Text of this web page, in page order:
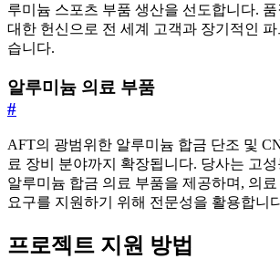
루미늄 스포츠 부품 생산을 선도합니다. 품
대한 헌신으로 전 세계 고객과 장기적인
습니다.
알루미늄 의료 부품
#
AFT의 광범위한 알루미늄 합금 단조 및
료 장비 분야까지 확장됩니다. 당사는 고
알루미늄 합금 의료 부품을 제공하며, 의
요구를 지원하기 위해 전문성을 활용합니
프로젝트 지원 방법